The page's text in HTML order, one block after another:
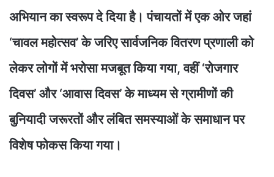
अभियान का स्वरूप दे दिया है। पंचायतों में एक ओर जहां
‘चावल महोत्सव’ के जरिए सार्वजनिक वितरण प्रणाली को
लेकर लोगों में भरोसा मजबूत किया गया, वहीं ‘रोजगार
दिवस’ और ‘आवास दिवस’ के माध्यम से ग्रामीणों की
बुनियादी जरूरतों और लंबित समस्याओं के समाधान पर
विशेष फोकस किया गया।